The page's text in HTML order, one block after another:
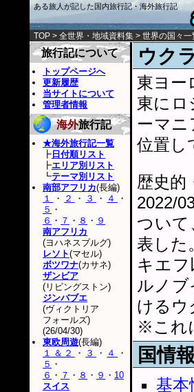
ある旅人が記した国内旅行記・海外旅行記
TOP > 全世界・地域資料集 > 世界の国々一
ウク
東ヨー
東にロ
ーマ
位置し
歴史的
2022/
ついて
表した
キエ
ルノ
けるウ
※これ
国情
基本
旅行記について
トップページへ
更新履歴
当サイトについて
管理者情報
海外旅行記
★海外旅行記一覧
┣ 日付順リスト
┣エリア別リスト
┗テーマ別リスト
南部アフリカ(長編)
１
・ ２ ・ ３ ・ ４
・
５ ・
６ ・ ７ ・ ８ ・ ９
南アフリカ
(ヨハネスブルグ)
レソト(マセル)
ボツワナ(カサネ)
ザンビア
(リビングストン)
ジンバブエ
(ヴィクトリア
フォールズ)
(26/04/30)
東欧周遊(長編)
１＆２
・ ３ ・ ４
・
５ ・
６ ・ ７ ・ ８ ・ ９ ・ 10
スイス